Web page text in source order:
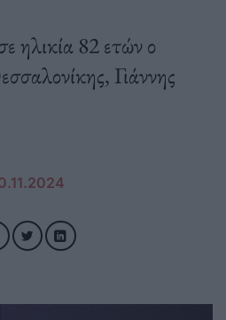
ηλικία 82 ετών ο
Γιάννης